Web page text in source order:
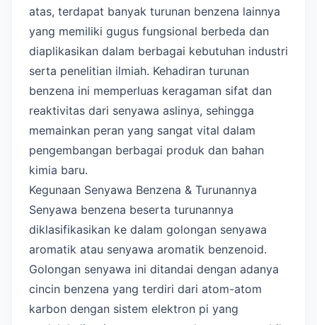
atas, terdapat banyak turunan benzena lainnya
yang memiliki gugus fungsional berbeda dan
diaplikasikan dalam berbagai kebutuhan industri
serta penelitian ilmiah. Kehadiran turunan
benzena ini memperluas keragaman sifat dan
reaktivitas dari senyawa aslinya, sehingga
memainkan peran yang sangat vital dalam
pengembangan berbagai produk dan bahan
kimia baru.
Kegunaan Senyawa Benzena & Turunannya
Senyawa benzena beserta turunannya
diklasifikasikan ke dalam golongan senyawa
aromatik atau senyawa aromatik benzenoid.
Golongan senyawa ini ditandai dengan adanya
cincin benzena yang terdiri dari atom-atom
karbon dengan sistem elektron pi yang